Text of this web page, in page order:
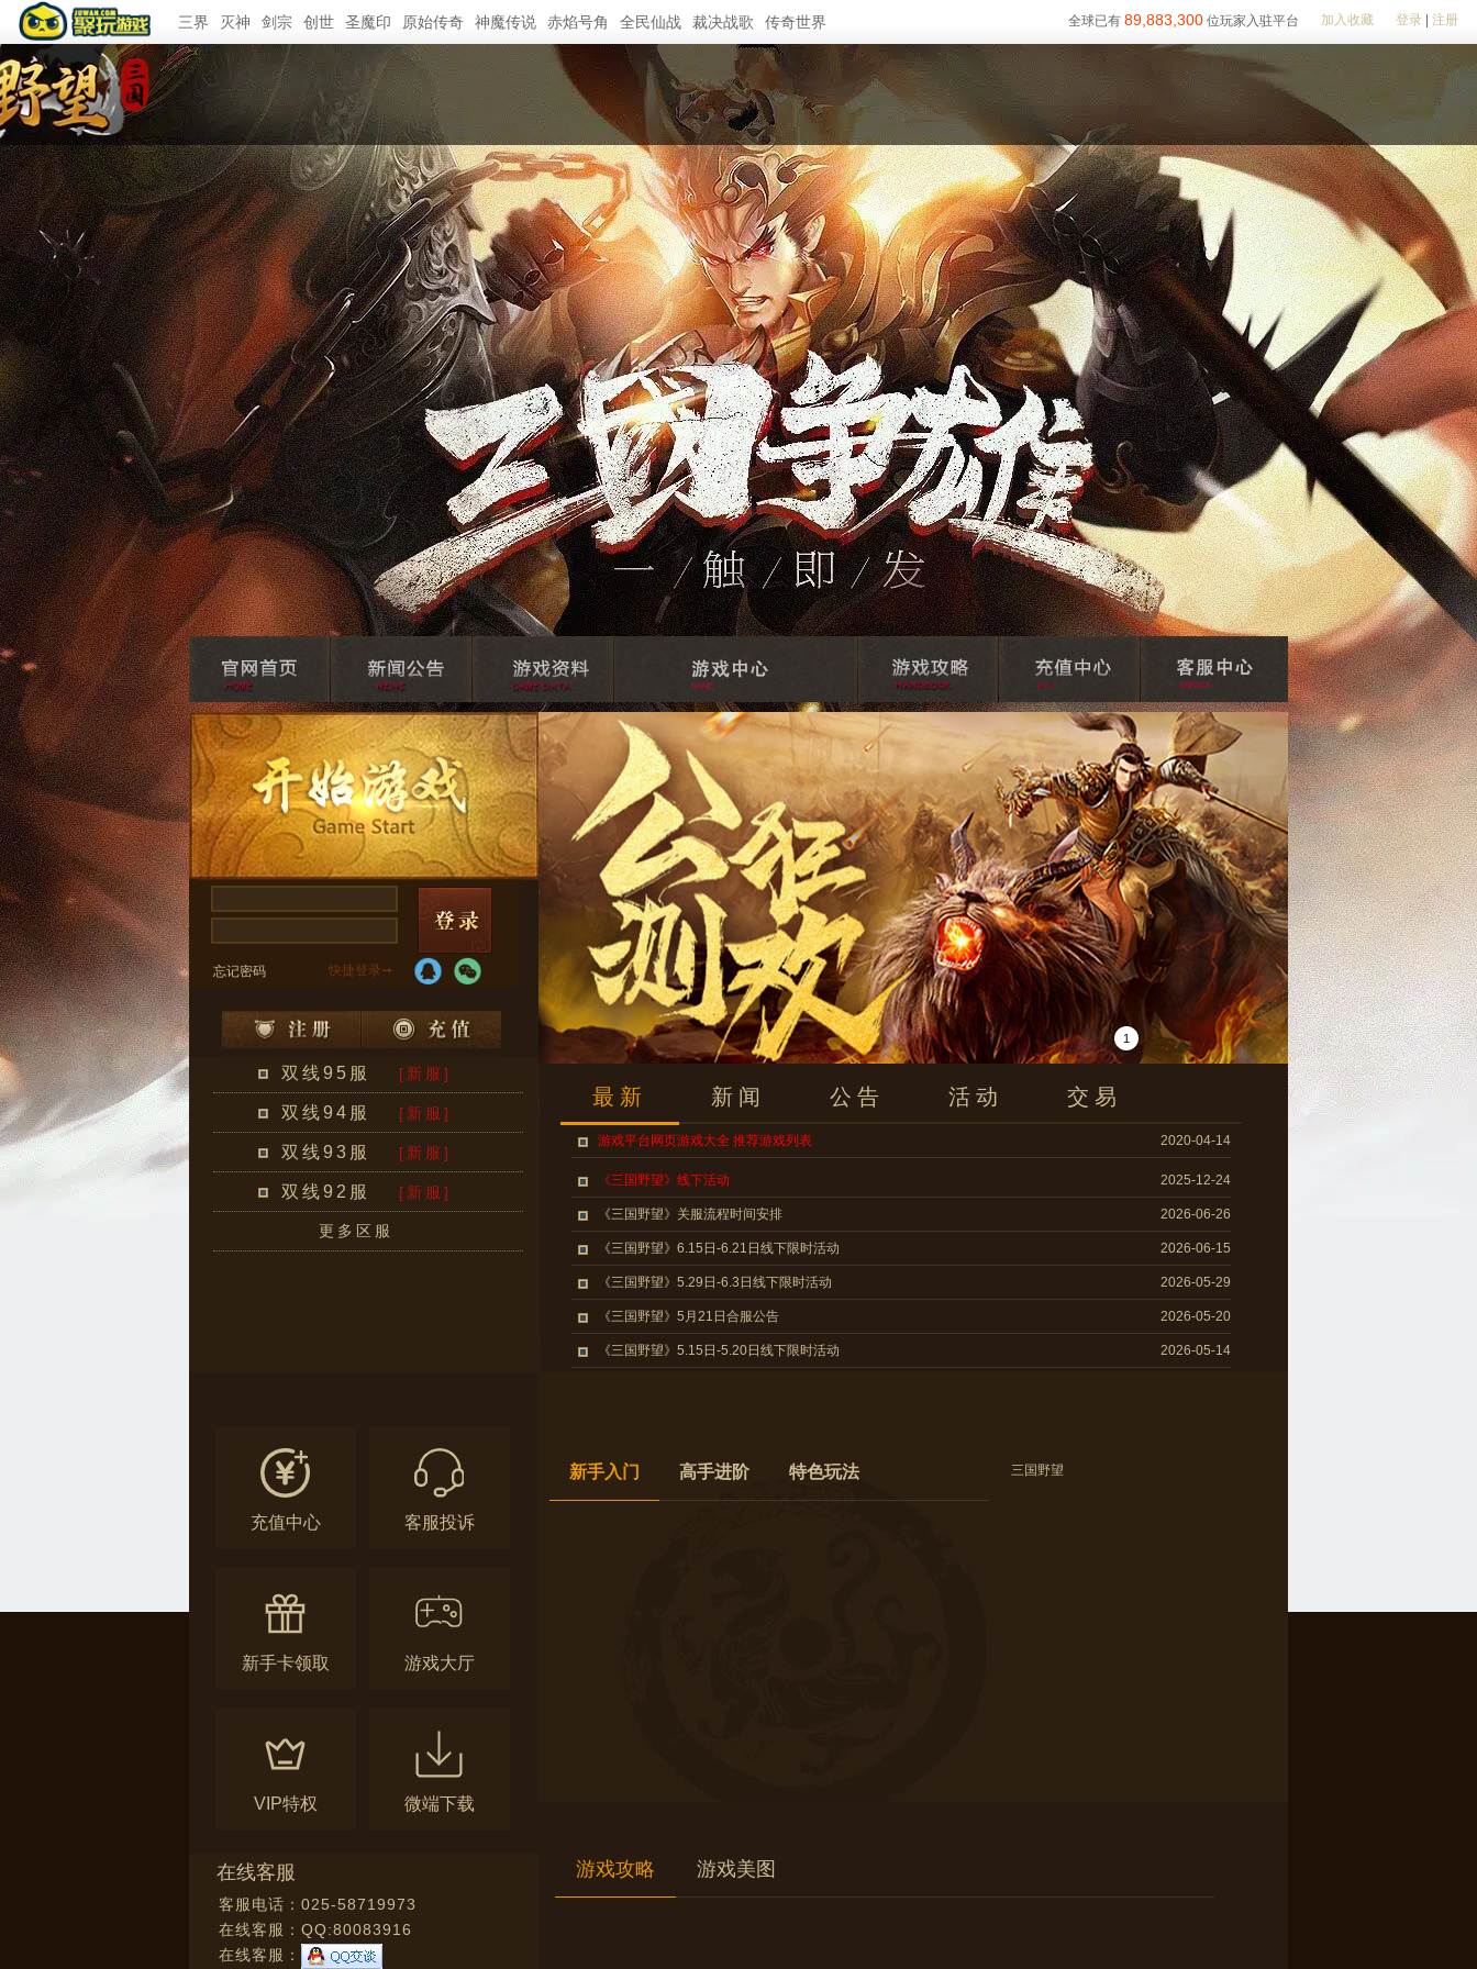
三界 灭神 剑宗 创世 圣魔印 原始传奇 神魔传说 赤焰号角 全民仙战 裁决战歌 传奇世界 全球已有 89,883,300 位玩家入驻平台 加入收藏 登录 注册
双线95服 [新服]
双线94服 [新服]
双线93服 [新服]
双线92服 [新服]
更多区服
充值中心 客服投诉
新手卡领取 游戏大厅
VIP特权 微端下载
在线客服
客服电话：025-58719973
在线客服： QQ:80083916
在线客服：
1
最新 新闻 公告 活动 交易
2020-04-14
游戏平台网页游戏大全 推荐游戏列表
2025-12-24
《三国野望》线下活动
2026-06-26
《三国野望》关服流程时间安排
2026-06-15
《三国野望》6.15日-6.21日线下限时活动
2026-05-29
《三国野望》5.29日-6.3日线下限时活动
2026-05-20
《三国野望》5月21日合服公告
2026-05-14
《三国野望》5.15日-5.20日线下限时活动
新手入门 高手进阶 特色玩法 三国野望
游戏攻略 游戏美图